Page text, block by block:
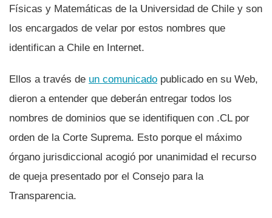
Fí­sicas y Matemáticas de la Universidad de Chile y son
los encargados de velar por estos nombres que
identifican a Chile en Internet.
Ellos a través de un comunicado publicado en su Web,
dieron a entender que deberán entregar todos los
nombres de dominios que se identifiquen con .CL por
orden de la Corte Suprema. Esto porque el máximo
órgano jurisdiccional acogió por unanimidad el recurso
de queja presentado por el Consejo para la
Transparencia.